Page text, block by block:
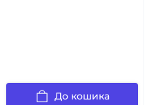
До кошика